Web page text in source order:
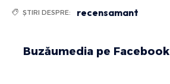
ȘTIRI DESPRE: recensamant
Buzăumedia pe Facebook